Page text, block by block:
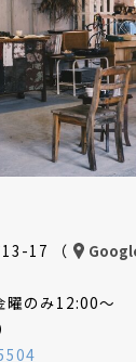
17 （
曜のみ12:00～